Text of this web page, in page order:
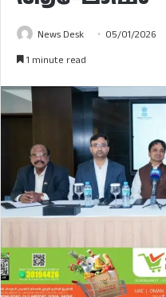
News Desk 05/01/2026
1 minute read